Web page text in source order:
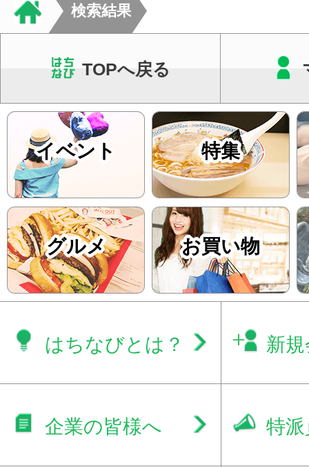
検索結果
TOPへ戻る
イベント 特集
グルメ お買い物
はちなびとは？ 新
企業の皆様へ 特